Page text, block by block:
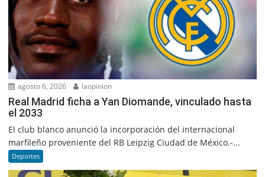
agosto 6, 2026 laopinion
Real Madrid ficha a Yan Diomande, vinculado hasta
el 2033
El club blanco anunció la incorporación del internacional
marfileño proveniente del RB Leipzig Ciudad de México.-...
Deportes